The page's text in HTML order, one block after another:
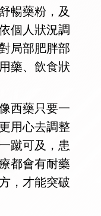
暢藥粉，及
個人狀況調
局部肥胖部
藥、飲食狀
西藥只要一
用心去調整
蹴可及，患
都會有耐藥
，才能突破